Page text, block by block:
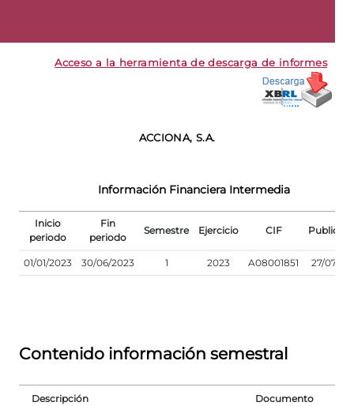
Acceso a la herramienta de descarga de informes
ACCIONA, S.A.
Información Financiera Intermedia
Inicio
periodo
Fin
periodo
Semestre Ejercicio CIF
01/01/2023 30/06/2023 1 2023 A08001851 27/07/
Contenido información semestral
Descripción Documento